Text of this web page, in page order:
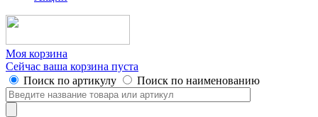
Моя корзина
Сейчас ваша корзина пуста
Поиск по артикулу
Поиск по наименованию